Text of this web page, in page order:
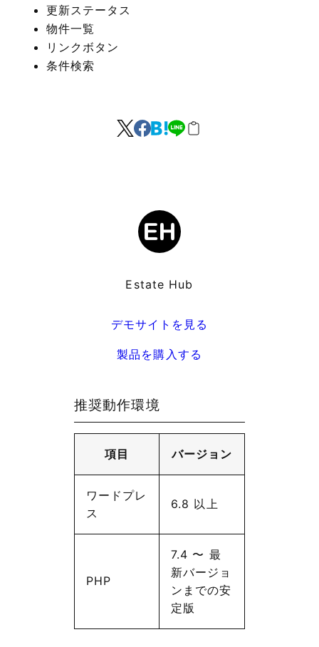
更新ステータス
物件一覧
リンクボタン
条件検索
Estate Hub
デモサイトを見る
製品を購入する
推奨動作環境
項目 バージョン
ワードプレ
ス
6.8 以上
PHP
7.4 〜 最
新バージョ
ンまでの安
定版